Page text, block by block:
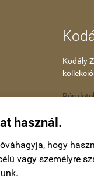
használ.
hogy
vagy személyre
Kodály